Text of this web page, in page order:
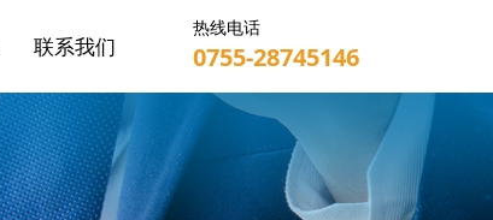
联系我们
热线电话
0755-28745146